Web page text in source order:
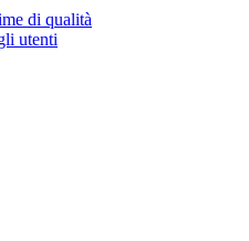
di qualità
utenti